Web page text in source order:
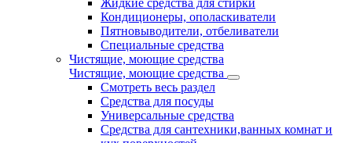
Жидкие средства для стирки
Кондиционеры, ополаскиватели
Пятновыводители, отбеливатели
Специальные средства
Чистящие, моющие средства
Чистящие, моющие средства
Смотреть весь раздел
Средства для посуды
Универсальные средства
Средства для сантехники,ванных комнат и